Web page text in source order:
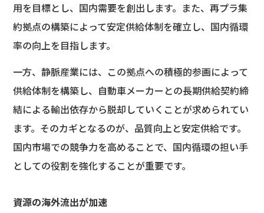
用を目標とし、国内需要を創出します。また、再プラ集
約拠点の構築によって安定供給体制を確立し、国内循環
率の向上を目指します。
一方、静脈産業には、この拠点への積極的参画によって
供給体制を構築し、自動車メーカーとの長期供給契約締
結による輸出依存から脱却していくことが求められてい
ます。そのカギとなるのが、品質向上と安定供給です。
国内市場での競争力を高めることで、国内循環の担い手
としての役割を強化することが重要です。
資源の海外流出が加速